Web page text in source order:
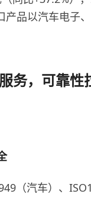
产品以汽车电子
务，可靠性
（汽车）、